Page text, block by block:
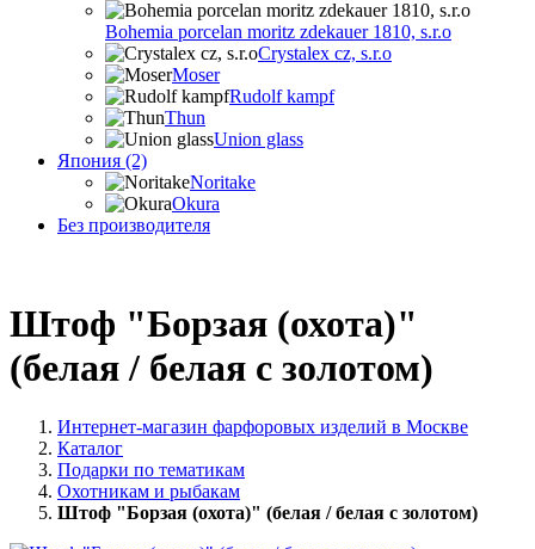
Bohemia porcelan moritz zdekauer 1810, s.r.o
Crystalex cz, s.r.o
Moser
Rudolf kampf
Thun
Union glass
Япония (2)
Noritake
Okura
Без производителя
Штоф "Борзая (охота)"
(белая / белая с золотом)
Интернет-магазин фарфоровых изделий в Москве
Каталог
Подарки по тематикам
Охотникам и рыбакам
Штоф "Борзая (охота)" (белая / белая с золотом)